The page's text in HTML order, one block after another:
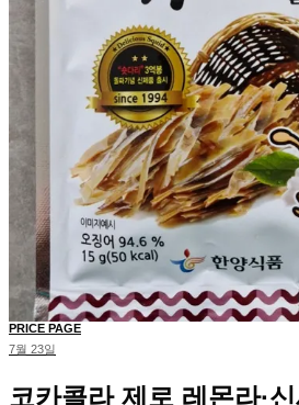
PRICE PAGE
7월 23일
코카콜라 제로 레몬라·